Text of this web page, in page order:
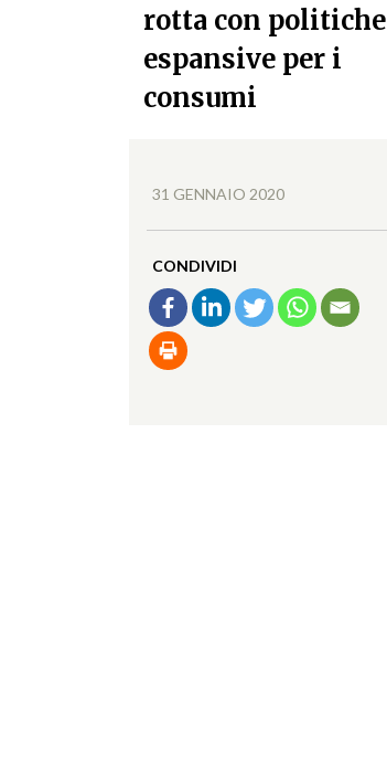
rotta con politiche
espansive per i
consumi
31 GENNAIO 2020
CONDIVIDI